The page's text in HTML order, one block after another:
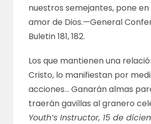
nuestros semejantes, pone
amor de Dios.—General
Buletin 181, 182.
Los que mantienen una
Cristo, lo manifiestan por
acciones… Ganarán almas
traerán gavillas al granero
Youth’s Instructor, 15 de